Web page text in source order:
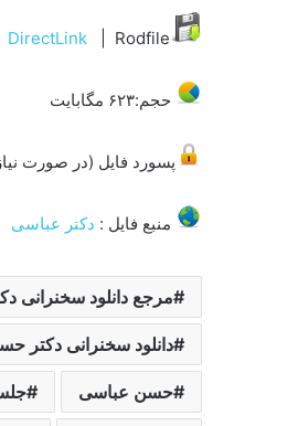
DirectLink | Rodfile
حجم:۶۲۳ مگابایت
پسورد فایل (در صورت
منبع فایل : دکتر عباسی
مرجع دانلود سخنرانی
دانلود سخنرانی دکتر
حسن عباسی جلسه ی